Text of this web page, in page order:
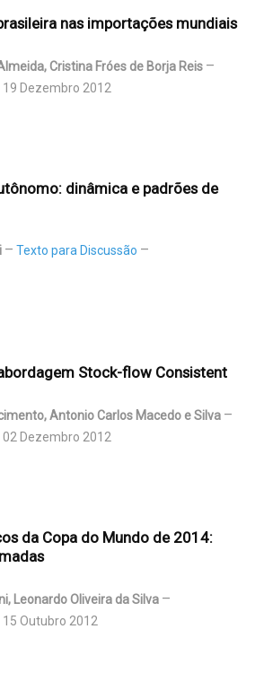
nas importações mundiais
Cristina Fróes de Borja Reis
19 Dezembro 2012
dinâmica e padrões de
Texto para Discussão
Stock-flow Consistent
Antonio Carlos Macedo e Silva
02 Dezembro 2012
da Copa do Mundo de 2014:
Leonardo Oliveira da Silva
15 Outubro 2012